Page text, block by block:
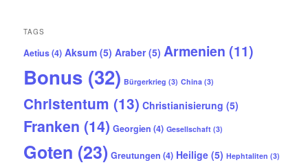
TAGS
Aetius(4) Aksum (5) Araber(5) Armenien (11)
Bonus (32) Bürgerkrieg (3) China (3)
Christentum (13) Christianisierung (5)
Franken (14) Georgien (4) Gesellschaft (3)
Goten (23) Greutungen (4) Heilige (5) Hephtaliten (3)